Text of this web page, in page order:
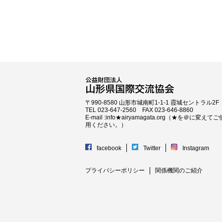
〒990-8580 山形市城南町1-1-1 霞城セントラル2F
TEL 023-647-2560 FAX 023-646-8860
E-mail :info★airyamagata.org（★を＠に変えてご
用ください。）
facebook Twitter Instagram
プライバシーポリシー 関係機関のご紹介